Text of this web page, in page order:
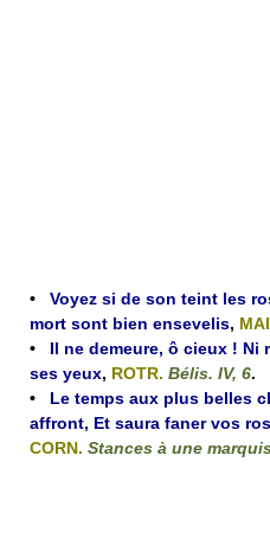
• Voyez si de son teint les
mort sont bien ensevelis,
• Il ne demeure, ô cieux ! Ni
ses yeux, ROTR. Bélis. IV, 6.
• Le temps aux plus belles
affront, Et saura faner vos
CORN. Stances à une